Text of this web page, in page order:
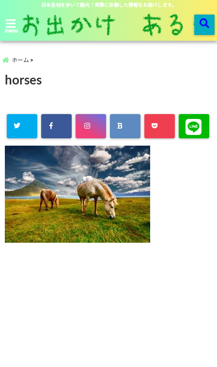
日本各地を歩いて観光！実際に体験した情報をお届けします。
menu
ホーム
horses